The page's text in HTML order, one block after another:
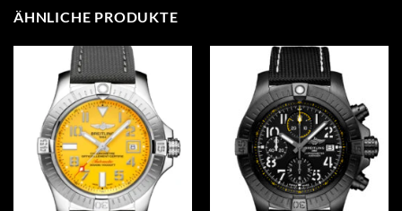
ÄHNLICHE PRODUKTE